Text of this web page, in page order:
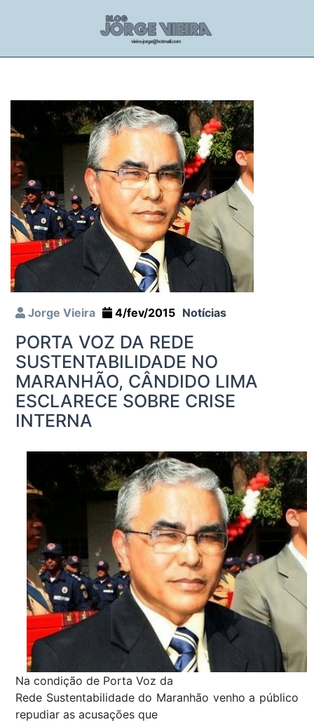
Jorge Vieira 4/fev/2015 Notícias
PORTA VOZ DA REDE
SUSTENTABILIDADE NO
MARANHÃO, CÂNDIDO LIMA
ESCLARECE SOBRE CRISE
INTERNA
Na condição de Porta Voz da
Rede Sustentabilidade do Maranhão venho a público
repudiar as acusações que